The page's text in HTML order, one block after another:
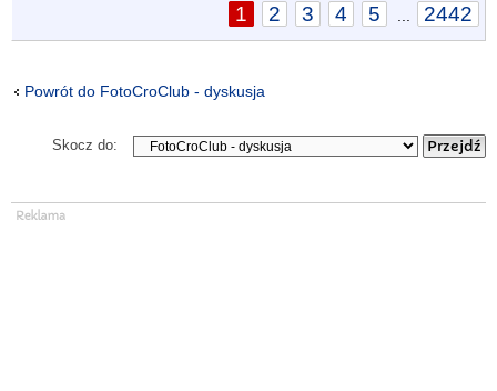
1 2 3 4 5 2442
Powrót do FotoCroClub - dyskusja
Skocz do: